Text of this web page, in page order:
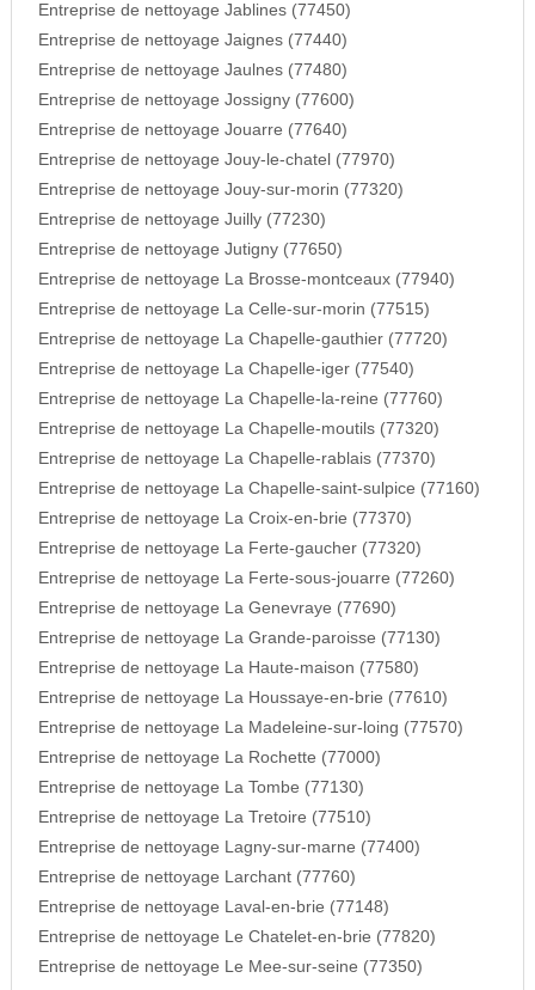
Entreprise de nettoyage Jablines (77450)
Entreprise de nettoyage Jaignes (77440)
Entreprise de nettoyage Jaulnes (77480)
Entreprise de nettoyage Jossigny (77600)
Entreprise de nettoyage Jouarre (77640)
Entreprise de nettoyage Jouy-le-chatel (77970)
Entreprise de nettoyage Jouy-sur-morin (77320)
Entreprise de nettoyage Juilly (77230)
Entreprise de nettoyage Jutigny (77650)
Entreprise de nettoyage La Brosse-montceaux (77940)
Entreprise de nettoyage La Celle-sur-morin (77515)
Entreprise de nettoyage La Chapelle-gauthier (77720)
Entreprise de nettoyage La Chapelle-iger (77540)
Entreprise de nettoyage La Chapelle-la-reine (77760)
Entreprise de nettoyage La Chapelle-moutils (77320)
Entreprise de nettoyage La Chapelle-rablais (77370)
Entreprise de nettoyage La Chapelle-saint-sulpice (77160)
Entreprise de nettoyage La Croix-en-brie (77370)
Entreprise de nettoyage La Ferte-gaucher (77320)
Entreprise de nettoyage La Ferte-sous-jouarre (77260)
Entreprise de nettoyage La Genevraye (77690)
Entreprise de nettoyage La Grande-paroisse (77130)
Entreprise de nettoyage La Haute-maison (77580)
Entreprise de nettoyage La Houssaye-en-brie (77610)
Entreprise de nettoyage La Madeleine-sur-loing (77570)
Entreprise de nettoyage La Rochette (77000)
Entreprise de nettoyage La Tombe (77130)
Entreprise de nettoyage La Tretoire (77510)
Entreprise de nettoyage Lagny-sur-marne (77400)
Entreprise de nettoyage Larchant (77760)
Entreprise de nettoyage Laval-en-brie (77148)
Entreprise de nettoyage Le Chatelet-en-brie (77820)
Entreprise de nettoyage Le Mee-sur-seine (77350)